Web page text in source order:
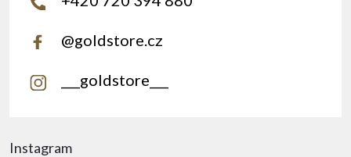
Instagram
@goldstore.cz
___goldstore___